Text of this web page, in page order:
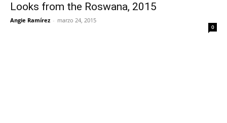
Looks from the Roswana, 2015
Angie Ramírez - marzo 24, 2015
0